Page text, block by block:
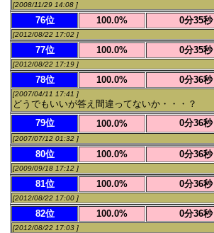
[2008/11/29 14:08 ]
76位 100.0% 0分35秒
[2012/08/22 17:02 ]
77位 100.0% 0分35秒
[2012/08/22 17:19 ]
78位 100.0% 0分36秒
[2007/04/11 17:41 ]
どうでもいいが答え間違ってないか・・・？
79位
100.0% 0分36秒
[2007/07/12 01:32 ]
80位 100.0% 0分36秒
[2009/09/18 17:12 ]
81位 100.0% 0分36秒
[2012/08/22 17:00 ]
82位 100.0% 0分36秒
[2012/08/22 17:03 ]